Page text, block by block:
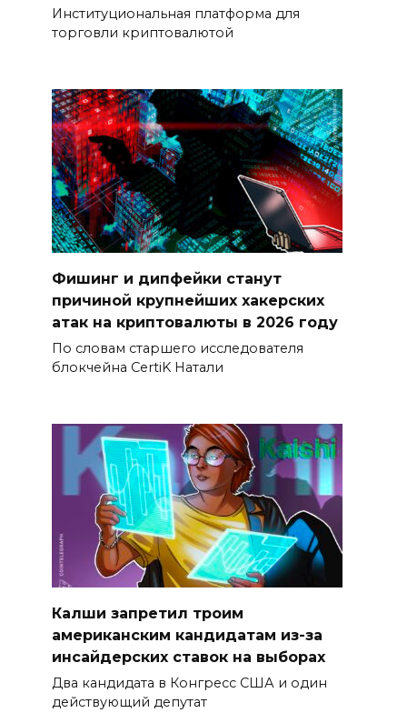
Институциональная платформа для
торговли криптовалютой
Фишинг и дипфейки станут
причиной крупнейших хакерских
атак на криптовалюты в 2026 году
По словам старшего исследователя
блокчейна CertiK Натали
Калши запретил троим
американским кандидатам из-за
инсайдерских ставок на выборах
Два кандидата в Конгресс США и один
действующий депутат